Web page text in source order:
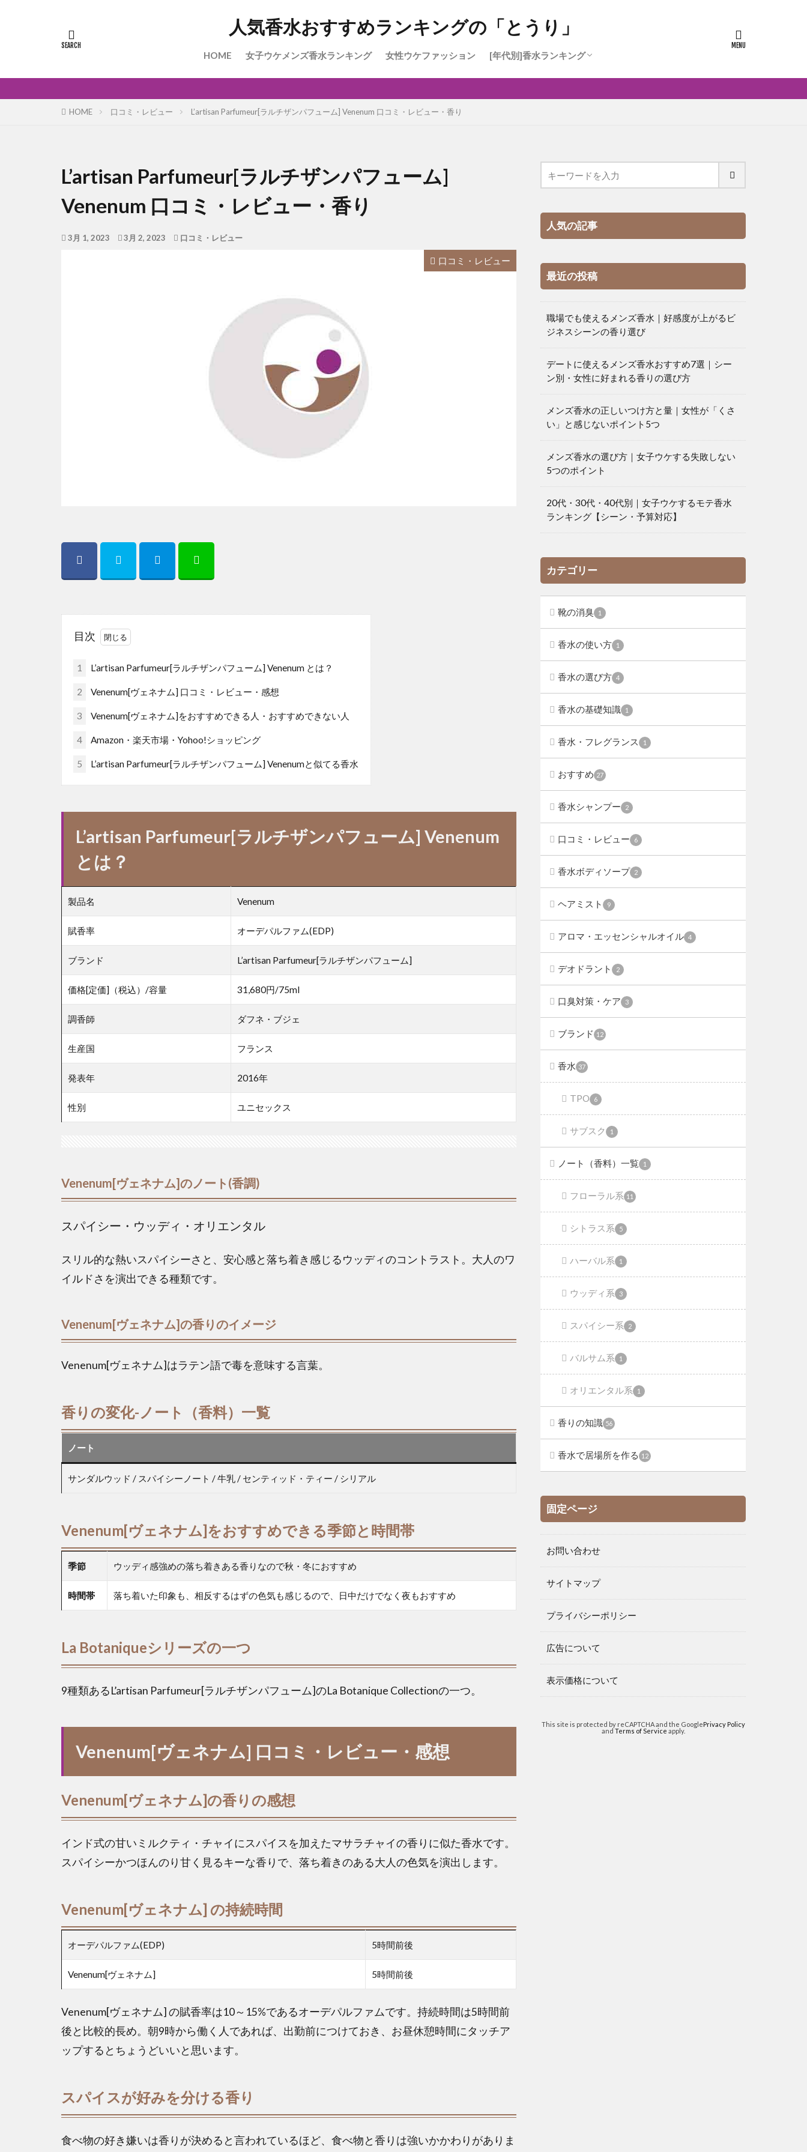
人気香水おすすめランキングの「とうり」
HOME 女子ウケメンズ香水ランキング 女性ウケファッション [年代別]香水ランキング
HOME 口コミ・レビュー L’artisan Parfumeur[ラルチザンパフューム] Venenum 口コミ・レビュー・香り
L’artisan Parfumeur[ラルチザンパフューム]
Venenum 口コミ・レビュー・香り
3月 1, 2023 3月 2, 2023 口コミ・レビュー
口コミ・レビュー
目次
1 L’artisan Parfumeur[ラルチザンパフューム] Venenum とは？
2 Venenum[ヴェネナム] 口コミ・レビュー・感想
3 Venenum[ヴェネナム]をおすすめできる人・おすすめできない人
4 Amazon・楽天市場・Yohoo!ショッピング
5 L’artisan Parfumeur[ラルチザンパフューム] Venenumと似てる香水
L’artisan Parfumeur[ラルチザンパフューム] Venenum
とは？
製品名 Venenum
賦香率 オーデパルファム(EDP)
ブランド L’artisan Parfumeur[ラルチザンパフューム]
価格[定価]（税込）/容量 31,680円/75ml
調香師 ダフネ・ブジェ
生産国 フランス
発表年 2016年
性別 ユニセックス
Venenum[ヴェネナム]のノート(香調)
スパイシー・ウッディ・オリエンタル
スリル的な熱いスパイシーさと、安心感と落ち着き感じるウッディのコントラスト。大人のワ
イルドさを演出できる種類です。
Venenum[ヴェネナム]の香りのイメージ
Venenum[ヴェネナム]はラテン語で毒を意味する言葉。
香りの変化-ノート（香料）一覧
ノート
サンダルウッド / スパイシーノート / 牛乳 / センティッド・ティー / シリアル
Venenum[ヴェネナム]をおすすめできる季節と時間帯
季節 ウッディ感強めの落ち着きある香りなので秋・冬におすすめ
時間帯 落ち着いた印象も、相反するはずの色気も感じるので、日中だけでなく夜もおすすめ
La Botaniqueシリーズの一つ
9種類あるL’artisan Parfumeur[ラルチザンパフューム]のLa Botanique Collectionの一つ。
Venenum[ヴェネナム] 口コミ・レビュー・感想
Venenum[ヴェネナム]の香りの感想
インド式の甘いミルクティ・チャイにスパイスを加えたマサラチャイの香りに似た香水です。
スパイシーかつほんのり甘く見るキーな香りで、落ち着きのある大人の色気を演出します。
Venenum[ヴェネナム] の持続時間
オーデパルファム(EDP) 5時間前後
Venenum[ヴェネナム] 5時間前後
Venenum[ヴェネナム] の賦香率は10～15%であるオーデパルファムです。持続時間は5時間前
後と比較的長め。朝9時から働く人であれば、出勤前につけておき、お昼休憩時間にタッチア
ップするとちょうどいいと思います。
スパイスが好みを分ける香り
食べ物の好き嫌いは香りが決めると言われているほど、食べ物と香りは強いかかわりがありま
人気の記事
最近の投稿
職場でも使えるメンズ香水｜好感度が上がるビ
ジネスシーンの香り選び
デートに使えるメンズ香水おすすめ7選｜シー
ン別・女性に好まれる香りの選び方
メンズ香水の正しいつけ方と量｜女性が「くさ
い」と感じないポイント5つ
メンズ香水の選び方｜女子ウケする失敗しない
5つのポイント
20代・30代・40代別｜女子ウケするモテ香水
ランキング【シーン・予算対応】
カテゴリー
靴の消臭 1
香水の使い方 1
香水の選び方 4
香水の基礎知識 1
香水・フレグランス 1
おすすめ 27
香水シャンプー 2
口コミ・レビュー 6
香水ボディソープ 2
ヘアミスト 9
アロマ・エッセンシャルオイル 4
デオドラント 2
口臭対策・ケア 3
ブランド 12
香水 37
TPO 6
サブスク 1
ノート（香料）一覧 1
フローラル系 11
シトラス系 5
ハーバル系 1
ウッディ系 3
スパイシー系 2
バルサム系 1
オリエンタル系 1
香りの知識 56
香水で居場所を作る 12
固定ページ
お問い合わせ
サイトマップ
プライバシーポリシー
広告について
表示価格について
This site is protected by reCAPTCHA and the GooglePrivacy Policy
and Terms of Service apply.